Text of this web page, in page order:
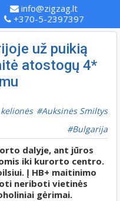
info@zigzag.lt
+370-5-2397397
už puikią
atostogų 4*
Auksinės Smiltys
Bulgarija
dalyje, ant jūros
iki kurorto centro.
Į HB+ maitinimo
neriboti vietinės
gėrimai.